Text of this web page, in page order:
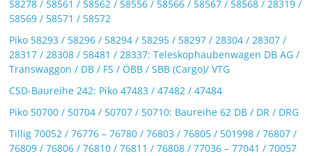
58278 / 58561 / 58562 / 58556 / 58566 / 58567 / 58568 / 28319 /
58569 / 58571 / 58572
Piko 58293 / 58296 / 58294 / 58295 / 58297 / 28304 / 28307 /
28317 / 28308 / 58481 / 28337: Teleskophaubenwagen DB AG /
Transwaggon / DB / FS / ÖBB / SBB (Cargo)/ VTG
CSD-Baureihe 242: Piko 47483 / 47482 / 47484
Piko 50700 / 50704 / 50707 / 50710: Baureihe 62 DB / DR / DRG
Tillig 70052 / 76776 – 76780 / 76803 / 76805 / 501998 / 76807 /
76809 / 76806 / 76810 / 76811 / 76808 / 77036 – 77041 / 70057